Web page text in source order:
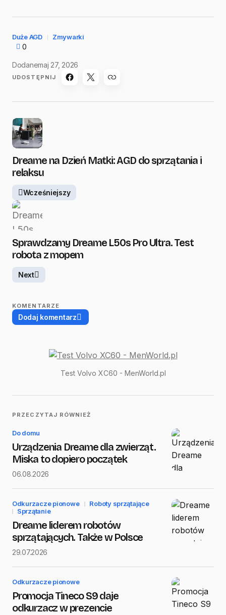
Duże AGD Zmywarki
0
Dodanemaj 27, 2026
UDOSTĘPNIJ
Dreame na Dzień Matki: AGD do sprzątania i
relaksu
Wcześniejszy
Sprawdzamy Dreame L50s Pro Ultra. Test
robota z mopem
Next
KOMENTARZE
Dodaj komentarz
Wymagane pola są oznaczone*
Save my name and e-mail in this browser for the next
Submit Comment
Test Volvo XC60 - MenWorld.pl
PRZECZYTAJ RÓWNIEŻ
Do domu
Urządzenia Dreame dla zwierząt.
Miska to dopiero początek
06.08.2026
Odkurzacze pionowe
Roboty sprzątające
Sprzątanie
Dreame liderem robotów
sprzątających. Także w Polsce
29.07.2026
Odkurzacze pionowe
Promocja Tineco S9 daje
odkurzacz w prezencie